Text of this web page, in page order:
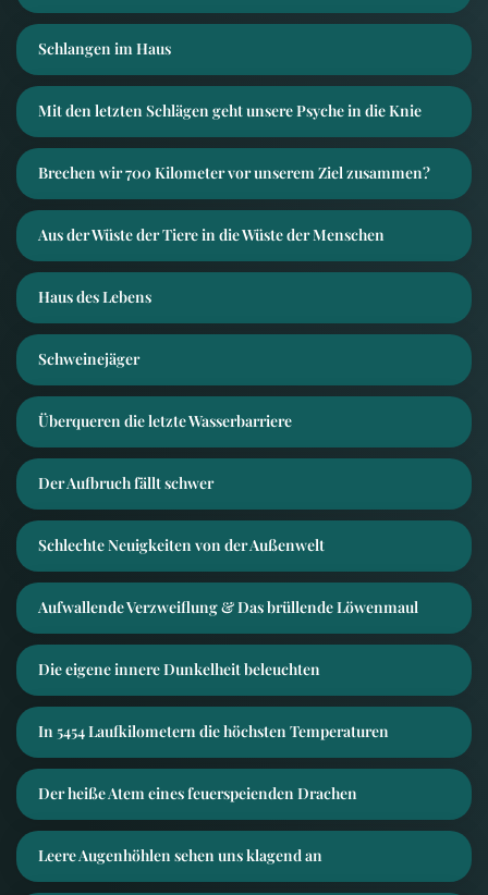
Schlangen im Haus
Mit den letzten Schlägen geht unsere Psyche in die Knie
Brechen wir 700 Kilometer vor unserem Ziel zusammen?
Aus der Wüste der Tiere in die Wüste der Menschen
Haus des Lebens
Schweinejäger
Überqueren die letzte Wasserbarriere
Der Aufbruch fällt schwer
Schlechte Neuigkeiten von der Außenwelt
Aufwallende Verzweiflung & Das brüllende Löwenmaul
Die eigene innere Dunkelheit beleuchten
In 5454 Laufkilometern die höchsten Temperaturen
Der heiße Atem eines feuerspeienden Drachen
Leere Augenhöhlen sehen uns klagend an